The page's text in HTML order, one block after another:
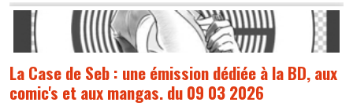
La Case de Seb : une émission dédiée à la BD, aux
comic's et aux mangas. du 09 03 2026